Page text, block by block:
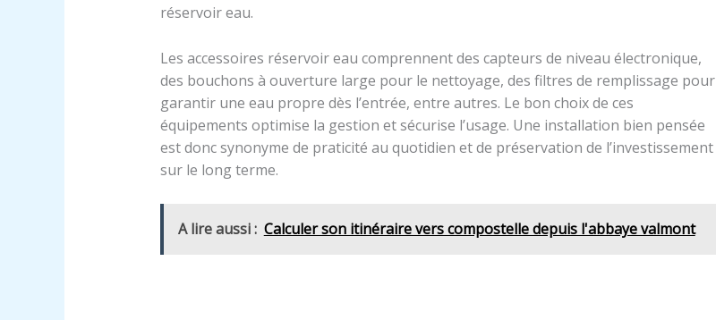
réservoir eau.
Les accessoires réservoir eau comprennent des capteurs de niveau électronique,
des bouchons à ouverture large pour le nettoyage, des filtres de remplissage pour
garantir une eau propre dès l’entrée, entre autres. Le bon choix de ces
équipements optimise la gestion et sécurise l’usage. Une installation bien pensée
est donc synonyme de praticité au quotidien et de préservation de l’investissement
sur le long terme.
A lire aussi : Calculer son itinéraire vers compostelle depuis l'abbaye valmont